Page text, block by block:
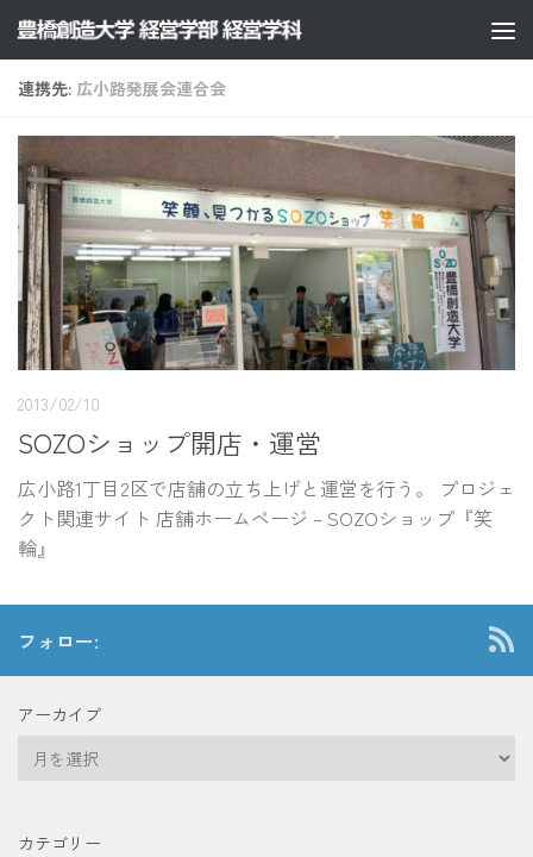
コンテンツへスキップ
連携先: 広小路発展会連合会
2013/02/10
SOZOショップ開店・運営
広小路1丁目2区で店舗の立ち上げと運営を行う。 プロジェ
クト関連サイト 店舗ホームページ – SOZOショップ『笑
輪』
フォロー:
アーカイブ
イ
カテゴリー